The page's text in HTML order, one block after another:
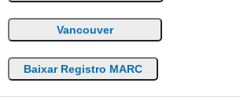
Vancouver
Baixar Registro MARC